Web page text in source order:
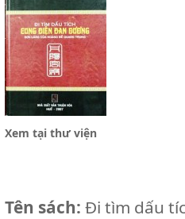
Xem tại thư viện
Tên sách: Đi tìm dấu